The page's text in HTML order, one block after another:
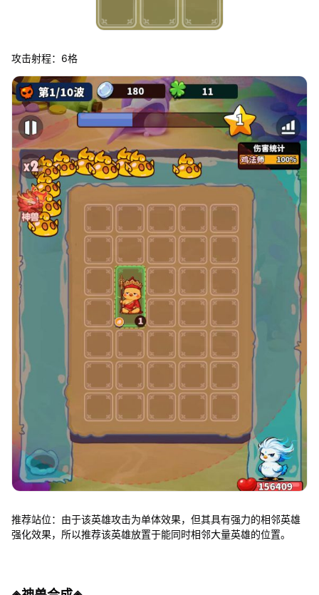
攻击射程：6格
推荐站位：由于该英雄攻击为单体效果，但其具有强力的相邻英雄
强化效果，所以推荐该英雄放置于能同时相邻大量英雄的位置。